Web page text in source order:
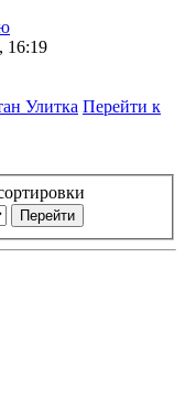
16:19
Улитка Перейти к